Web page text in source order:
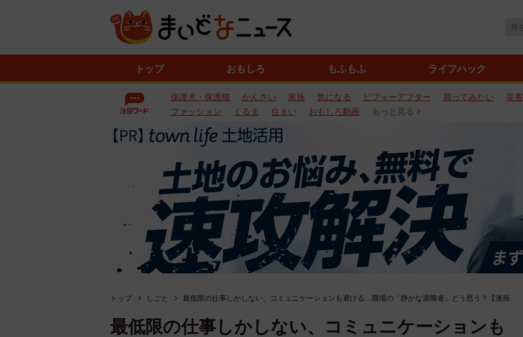
トップ おもしろ もふもふ ライフハック
保護犬・保護猫 かんさい 家族 気になる ビフォーアフター 買ってみたい 災害
ファッション
くるま 住まい おもしろ動画 もっと見る
トップ しごと 最低限の仕事しかしない、コミュニケーションも避ける…職場の「静かな退職者」どう思う？【漫画
最低限の仕事しかしない、コミュニケーションも